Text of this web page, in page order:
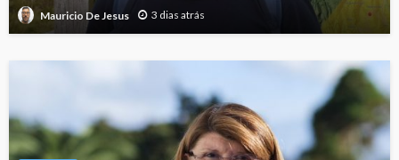
Mauricio De Jesus 3 dias atrás